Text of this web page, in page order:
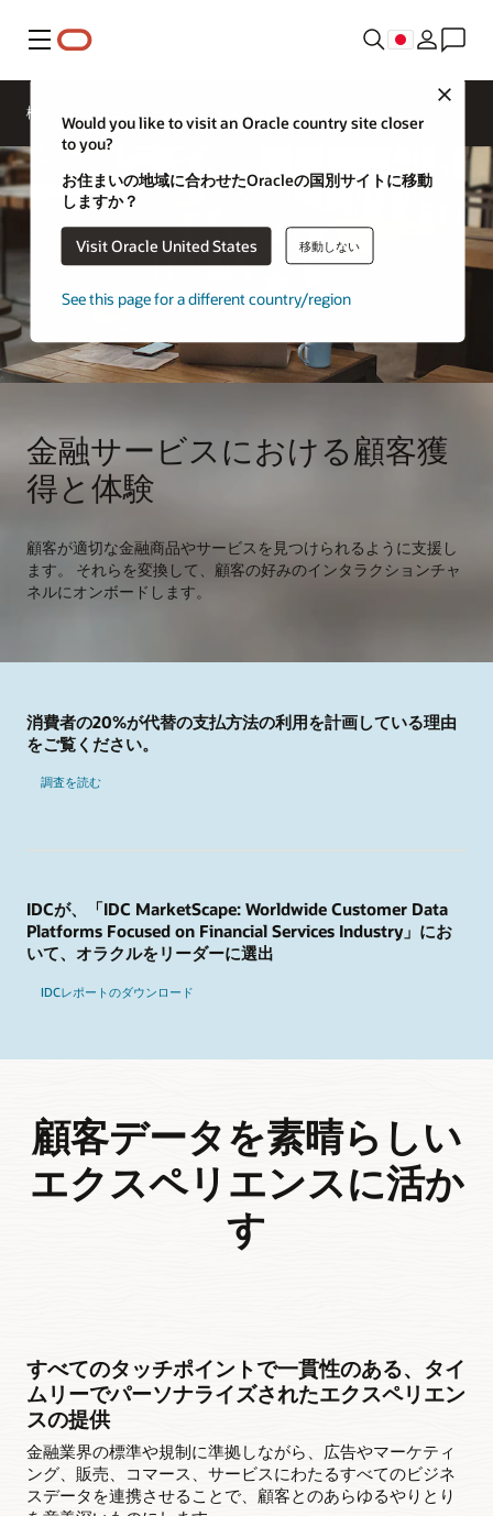
メニュー
Would you like to visit an Oracle country site closer
to you?
お住まいの地域に合わせたOracleの国別サイトに移動
しますか？
Visit Oracle United States 移動しない
See this page for a different country/region
概要
金融サー
ビスのエ
トに問い
金融サービスにおける顧客獲
得と体験
顧客が適切な金融商品やサービスを見つけられるように支援し
ます。 それらを変換して、顧客の好みのインタラクションチャ
ネルにオンボードします。
消費者の20%が代替の支払方法の利用を計画している理由
をご覧ください。
調査を読む
IDCが、「IDC MarketScape: Worldwide Customer Data
Platforms Focused on Financial Services Industry」にお
いて、オラクルをリーダーに選出
IDCレポートのダウンロード
顧客データを素晴らしい
エクスペリエンスに活か
す
すべてのタッチポイントで一貫性のある、タイ
ムリーでパーソナライズされたエクスペリエン
スの提供
金融業界の標準や規制に準拠しながら、広告やマーケティ
ング、販売、コマース、サービスにわたるすべてのビジネ
スデータを連携させることで、顧客とのあらゆるやりとり